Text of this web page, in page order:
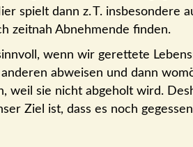
spielt dann z. T. insbesondere
zeitnah Abnehmende finden.
wenn wir gerettete
abweisen und dann
weil sie nicht abgeholt wird.
Ziel ist, dass es noch